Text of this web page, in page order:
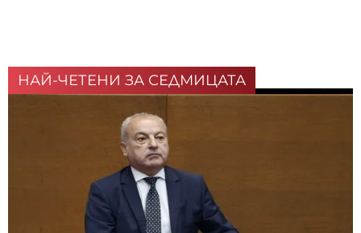
НАЙ-ЧЕТЕНИ ЗА СЕДМИЦАТА